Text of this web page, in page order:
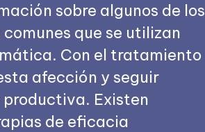
sobre algunos de los
que se utilizan
Con el tratamiento
afección y seguir
Existen
de eficacia